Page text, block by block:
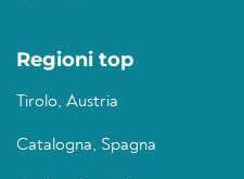
Regioni top
Tirolo, Austria
Catalogna, Spagna